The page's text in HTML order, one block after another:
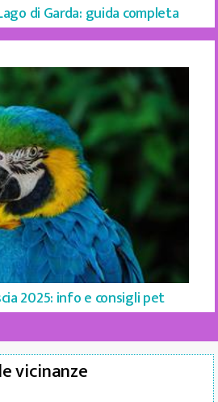
di Garda: guida completa
2025: info e consigli pet
vicinanze